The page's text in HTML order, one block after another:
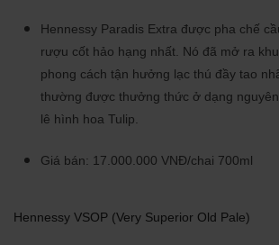
Hennessy Paradis Extra được pha chế
rượu cốt hảo hạng nhất. Nó đã mở ra
phong cách tận hưởng lạc thú đầy tao
thường được thưởng thức ở dạng
lê hình hoa Tulip.
Giá bán: 17.000.000 VNĐ/chai 700ml
Hennessy VSOP (Very Superior Old Pale)